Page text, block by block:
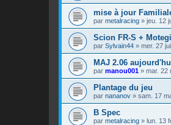
mise à jour
par metalracing » jeu. 12
Scion FR-S + Motegi
par Sylvain44 » mer. 27
MAJ 2.06
par manou001 » mar. 22
Plantage du jeu
par nananov » sam. 17
B Spec
par metalracing » lun. 13